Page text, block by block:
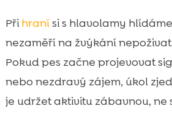
Přihranísi s hlavolamy
nezaměří na žvýkání
Pokud pes začne projevovat
nebo nezdravý zájem, úkol
je udržet aktivitu zábavnou, ne